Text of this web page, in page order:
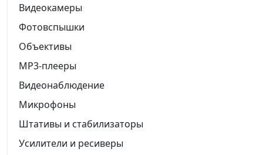
Видеокамеры
Фотовспышки
Объективы
MP3-плееры
Видеонаблюдение
Микрофоны
Штативы и стабилизаторы
Усилители и ресиверы